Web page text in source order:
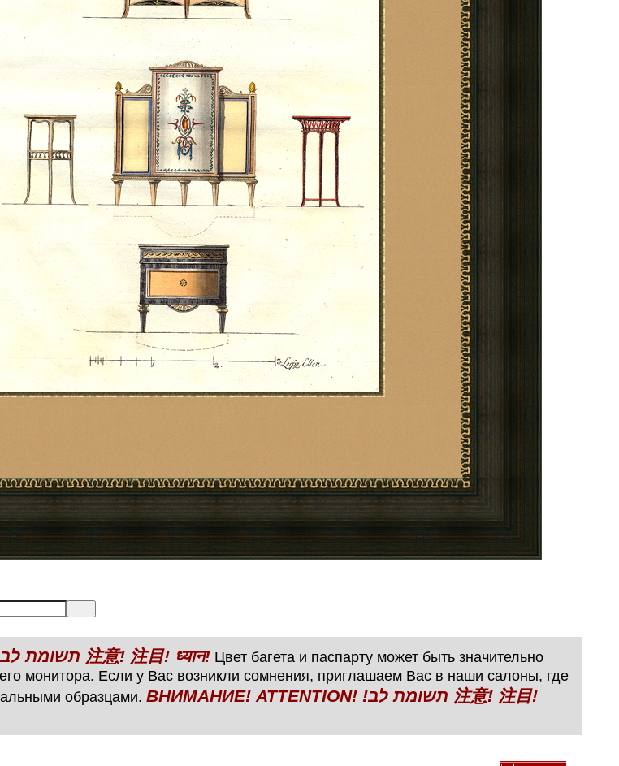
ВНИМАНИЕ! ATTENTION! !תשומת לב 注意! 注目! ध्यान! Цвет багета и паспарту может быть значительно
монитора. Если у Вас возникли сомнения, приглашаем Вас в наши салоны, где
образцами. ВНИМАНИЕ! ATTENTION! !תשומת לב 注意! 注目!